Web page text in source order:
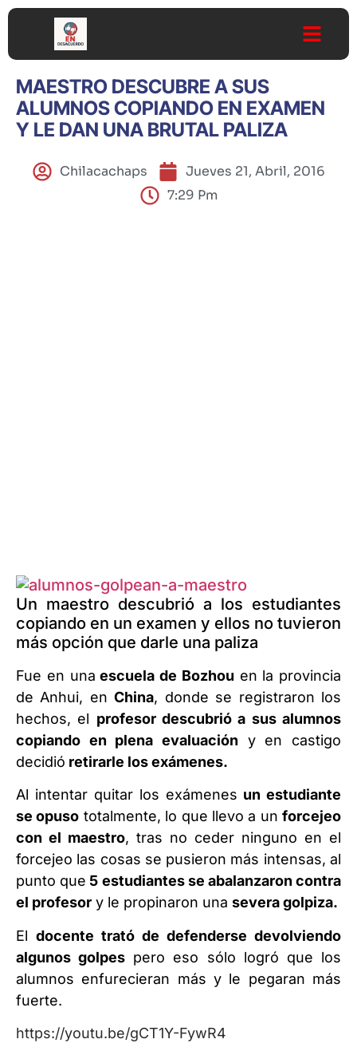
MAESTRO DESCUBRE A SUS
ALUMNOS COPIANDO EN EXAMEN
Y LE DAN UNA BRUTAL PALIZA
Chilacachaps
Jueves 21, Abril, 2016
7:29 Pm
Un maestro descubrió a los estudiantes
copiando en un examen y ellos no tuvieron
más opción que darle una paliza
Fue en una escuela de Bozhou en la provincia
de Anhui, enChina, donde se registraron los
hechos, el profesor descubrió a sus alumnos
copiando en plena evaluación y en castigo
decidió retirarle los exámenes.
Al intentar quitar los exámenes un estudiante
se opuso totalmente, lo que llevo a un forcejeo
con el maestro, tras no ceder ninguno en el
forcejeo las cosas se pusieron más intensas, al
punto que 5 estudiantes se abalanzaron contra
el profesor y le propinaron una severa golpiza.
El docente trató de defenderse devolviendo
algunos golpes pero eso sólo logró que los
alumnos enfurecieran más y le pegaran más
fuerte.
https://youtu.be/gCT1Y-FywR4